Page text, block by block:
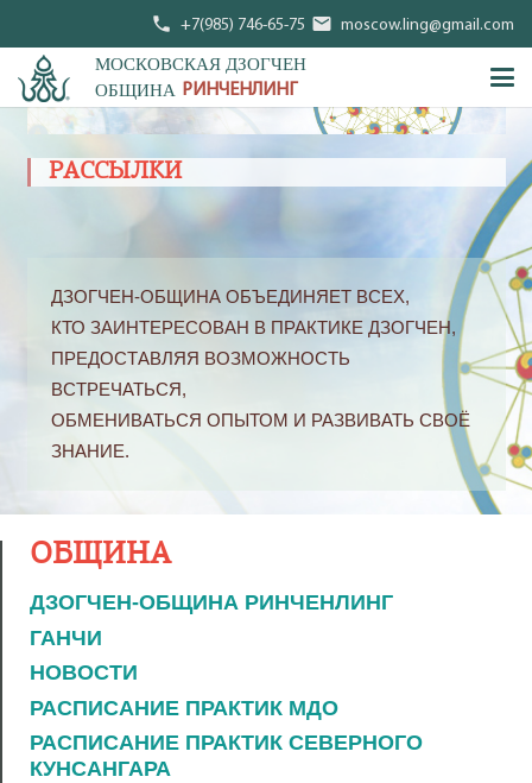
phone +7(985) 746-65-75 mail moscow.ling@gmail.com
МОСКОВСКАЯ ДЗОГЧЕН
ОБЩИНА РИНЧЕНЛИНГ
РАССЫЛКИ
ДЗОГЧЕН-ОБЩИНА ОБЪЕДИНЯЕТ ВСЕХ,
КТО ЗАИНТЕРЕСОВАН В ПРАКТИКЕ ДЗОГЧЕН,
ПРЕДОСТАВЛЯЯ ВОЗМОЖНОСТЬ
ВСТРЕЧАТЬСЯ,
ОБМЕНИВАТЬСЯ ОПЫТОМ И РАЗВИВАТЬ СВОЁ
ЗНАНИЕ.
ОБЩИНА
ДЗОГЧЕН-ОБЩИНА РИНЧЕНЛИНГ
ГАНЧИ
НОВОСТИ
РАСПИСАНИЕ ПРАКТИК МДО
РАСПИСАНИЕ ПРАКТИК СЕВЕРНОГО
КУНСАНГАРА